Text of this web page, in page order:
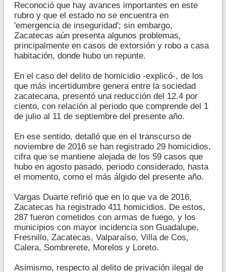
Reconoció que hay avances importantes en este
rubro y que el estado no se encuentra en
'emergencia de inseguridad'; sin embargo,
Zacatecas aún presenta algunos problemas,
principalmente en casos de extorsión y robo a casa
habitación, donde hubo un repunte.
En el caso del delito de homicidio -explicó-, de los
que más incertidumbre genera entre la sociedad
zacatecana, presentó una reducción del 12.4 por
ciento, con relación al periodo que comprende del 1
de julio al 11 de septiembre del presente año.
En ese sentido, detalló que en el transcurso de
noviembre de 2016 se han registrado 29 homicidios,
cifra que se mantiene alejada de los 59 casos que
hubo en agosto pasado, periodo considerado, hasta
el momento, como el más álgido del presente año.
Vargas Duarte refirió que en lo que va de 2016,
Zacatecas ha registrado 411 homicidios. De estos,
287 fueron cometidos con armas de fuego, y los
municipios con mayor incidencia son Guadalupe,
Fresnillo, Zacatecas, Valparaíso, Villa de Cos,
Calera, Sombrerete, Morelos y Loreto.
Asimismo, respecto al delito de privación ilegal de